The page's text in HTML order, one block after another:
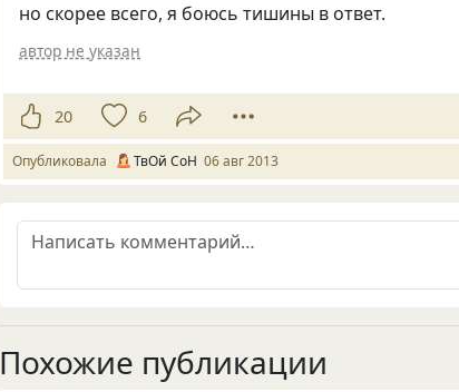
но скорее всего, я боюсь тишины в ответ.
автор не указан
20 6
Опубликовала ТвОй СоН 06 авг 2013
Похожие публикации